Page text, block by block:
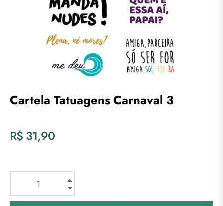
Cartela Tatuagens Carnaval 3
Preço
normal
R$ 31,90